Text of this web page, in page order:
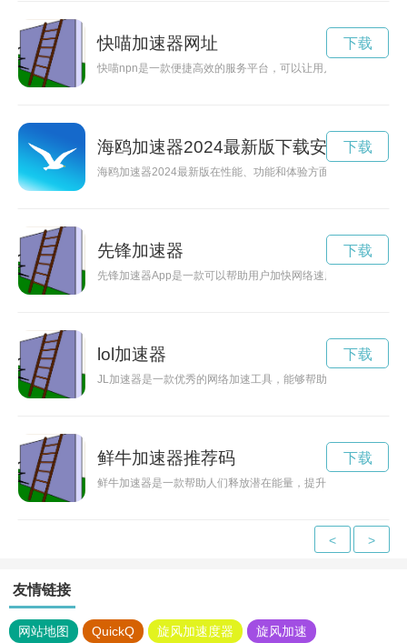
快喵加速器网址
快喵npn是一款便捷高效的服务平台，可以让用户快速解决各种
下载
海鸥加速器2024最新版下载安装
海鸥加速器2024最新版在性能、功能和体验方面实现了质的飞
下载
先锋加速器
先锋加速器App是一款可以帮助用户加快网络速度、提升上网
下载
lol加速器
JL加速器是一款优秀的网络加速工具，能够帮助用户提升网络
下载
鲜牛加速器推荐码
鲜牛加速器是一款帮助人们释放潜在能量，提升工作效率的创
下载
< >
友情链接
网站地图 QuickQ 旋风加速度器 旋风加速